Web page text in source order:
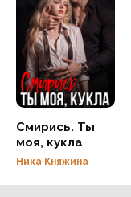
Смирись. Ты
моя, кукла
Ника Княжина